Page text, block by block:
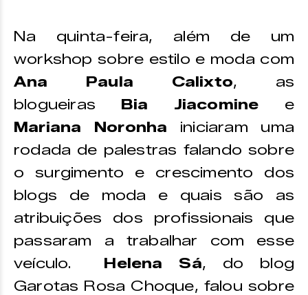
Na quinta-feira, além de um
workshop sobre estilo e moda com
Ana Paula Calixto, as
blogueiras Bia Jiacomine e
Mariana Noronha iniciaram uma
rodada de palestras falando sobre
o surgimento e crescimento dos
blogs de moda e quais são as
atribuições dos profissionais que
passaram a trabalhar com esse
veículo. Helena Sá, do blog
Garotas Rosa Choque, falou sobre